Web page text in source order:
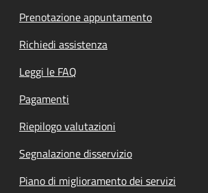
Prenotazione appuntamento
Richiedi assistenza
Leggi le FAQ
Pagamenti
Riepilogo valutazioni
Segnalazione disservizio
Piano di miglioramento dei servizi